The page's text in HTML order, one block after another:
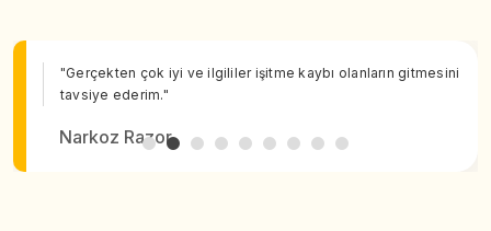
"Gerçekten çok iyi ve ilgililer işitme kaybı olanların gitmesini
tavsiye ederim."
Narkoz Razor